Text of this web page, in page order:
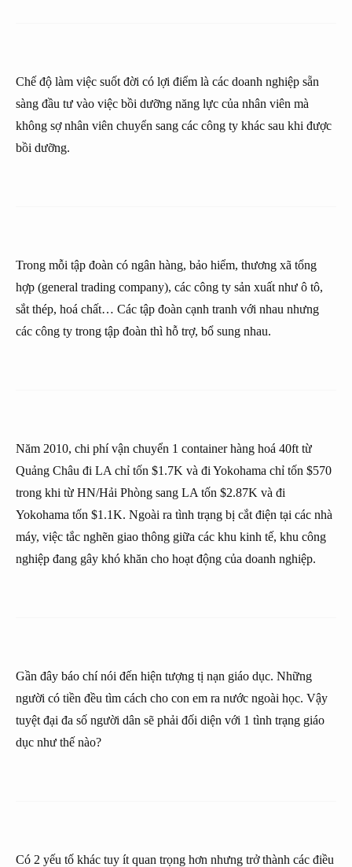
Chế độ làm việc suốt đời có lợi điểm là các doanh nghiệp sẵn
sàng đầu tư vào việc bồi dưỡng năng lực của nhân viên mà
không sợ nhân viên chuyển sang các công ty khác sau khi được
bồi dưỡng.
Trong mỗi tập đoàn có ngân hàng, bảo hiểm, thương xã tổng
hợp (general trading company), các công ty sản xuất như ô tô,
sắt thép, hoá chất… Các tập đoàn cạnh tranh với nhau nhưng
các công ty trong tập đoàn thì hỗ trợ, bổ sung nhau.
Năm 2010, chi phí vận chuyển 1 container hàng hoá 40ft từ
Quảng Châu đi LA chỉ tốn $1.7K và đi Yokohama chỉ tốn $570
trong khi từ HN/Hải Phòng sang LA tốn $2.87K và đi
Yokohama tốn $1.1K. Ngoài ra tình trạng bị cắt điện tại các nhà
máy, việc tắc nghẽn giao thông giữa các khu kinh tế, khu công
nghiệp đang gây khó khăn cho hoạt động của doanh nghiệp.
Gần đây báo chí nói đến hiện tượng tị nạn giáo dục. Những
người có tiền đều tìm cách cho con em ra nước ngoài học. Vậy
tuyệt đại đa số người dân sẽ phải đối diện với 1 tình trạng giáo
dục như thế nào?
Có 2 yếu tố khác tuy ít quan trọng hơn nhưng trở thành các điều